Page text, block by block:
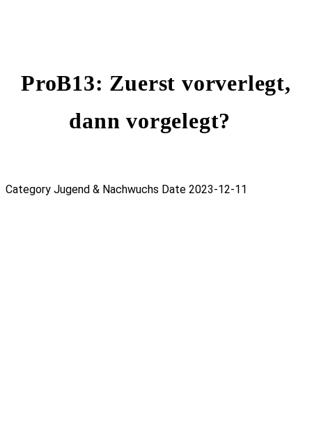
ProB13: Zuerst vorverlegt,
dann vorgelegt?
Category Jugend & Nachwuchs Date 2023-12-11